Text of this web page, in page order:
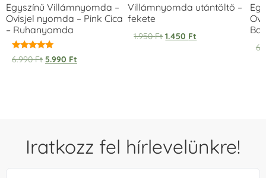
Egyszínű Villámnyomda –
Ovisjel nyomda – Pink Cica
– Ruhanyomda
Értékelés:
5.00
6.990Ft 5.990 Ft
Villámnyomda utántöltő –
fekete
1.950Ft 1.450 Ft
Iratkozz fel hírlevelünkre!